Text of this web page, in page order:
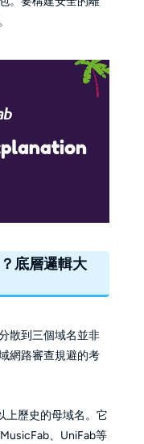
底層邏輯大
散到三個域名並非
網路審查規避的考
上歷史的母域名。它
、UniFab等